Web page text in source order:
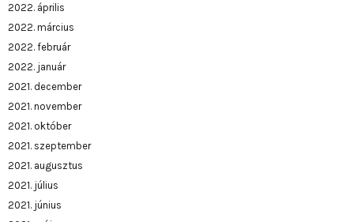
2022. április
2022. március
2022. február
2022. január
2021. december
2021. november
2021. október
2021. szeptember
2021. augusztus
2021. július
2021. június